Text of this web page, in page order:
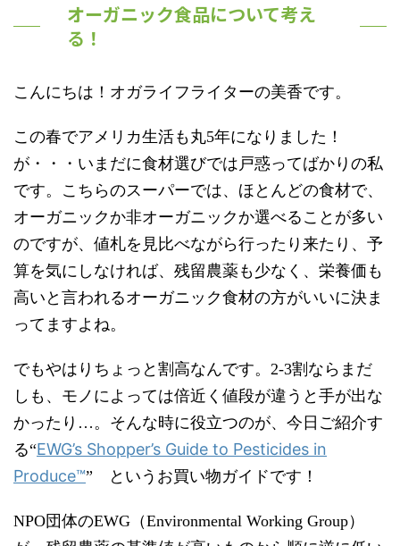
オーガニック食品について考え
る！
こんにちは！オガライフライターの美香です。
この春でアメリカ生活も丸5年になりました！
が・・・いまだに食材選びでは戸惑ってばかりの私
です。こちらのスーパーでは、ほとんどの食材で、
オーガニックか非オーガニックか選べることが多い
のですが、値札を見比べながら行ったり来たり、予
算を気にしなければ、残留農薬も少なく、栄養価も
高いと言われるオーガニック食材の方がいいに決ま
ってますよね。
でもやはりちょっと割高なんです。2-3割ならまだ
しも、モノによっては倍近く値段が違うと手が出な
かったり…。そんな時に役立つのが、今日ご紹介す
る“EWG’s Shopper’s Guide to Pesticides in
Produce™” というお買い物ガイドです！
NPO団体のEWG（Environmental Working Group）